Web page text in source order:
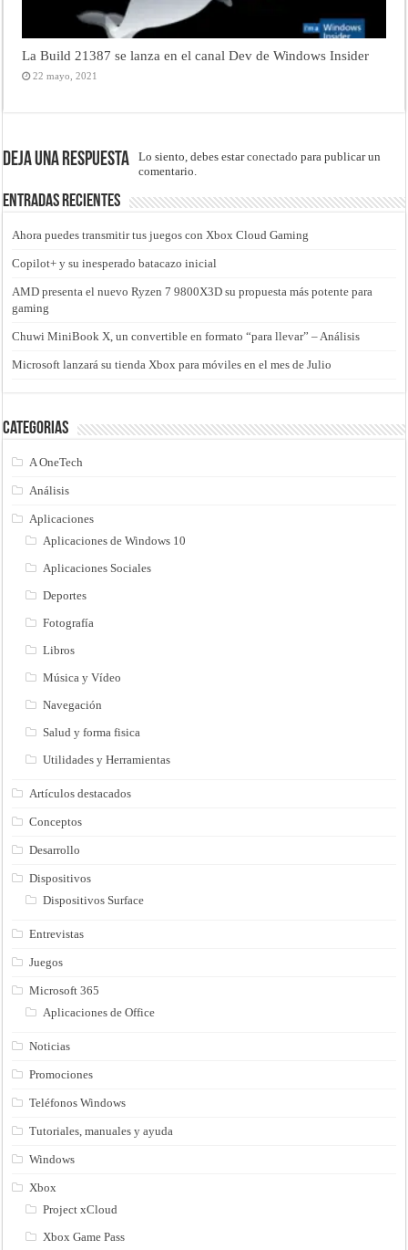
La Build 21387 se lanza en el canal Dev de Windows Insider
22 mayo, 2021
Deja una respuesta Lo siento, debes estarconectado para publicar un
comentario.
Entradas recientes
Ahora puedes transmitir tus juegos con Xbox Cloud Gaming
Copilot+ y su inesperado batacazo inicial
AMD presenta el nuevo Ryzen 7 9800X3D su propuesta más potente para
gaming
Chuwi MiniBook X, un convertible en formato “para llevar” – Análisis
Microsoft lanzará su tienda Xbox para móviles en el mes de Julio
Categorias
A OneTech
Análisis
Aplicaciones
Aplicaciones de Windows 10
Aplicaciones Sociales
Deportes
Fotografía
Libros
Música y Vídeo
Navegación
Salud y forma fisica
Utilidades y Herramientas
Artículos destacados
Conceptos
Desarrollo
Dispositivos
Dispositivos Surface
Entrevistas
Juegos
Microsoft 365
Aplicaciones de Office
Noticias
Promociones
Teléfonos Windows
Tutoriales, manuales y ayuda
Windows
Xbox
Project xCloud
Xbox Game Pass